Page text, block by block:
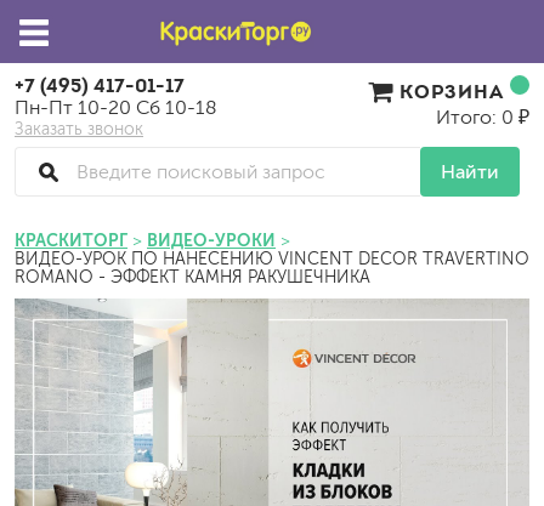
+7 (495) 417-01-17
Пн-Пт 10-20 Сб 10-18
Заказать звонок
Найти
КОРЗИНА
Итого: 0 ₽
КРАСКИТОРГ ВИДЕО-УРОКИ
ВИДЕО-УРОК ПО НАНЕСЕНИЮ VINCENT DECOR TRAVERTINO
ROMANO - ЭФФЕКТ КАМНЯ РАКУШЕЧНИКА